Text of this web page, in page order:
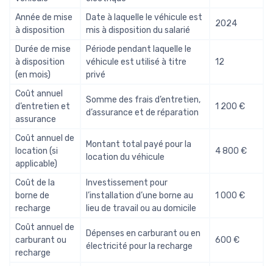
Année de mise
à disposition
Date à laquelle le véhicule est
mis à disposition du salarié
2024
Durée de mise
à disposition
(en mois)
Période pendant laquelle le
véhicule est utilisé à titre
privé
12
Coût annuel
d’entretien et
assurance
Somme des frais d’entretien,
d’assurance et de réparation
1 200 €
Coût annuel de
location (si
applicable)
Montant total payé pour la
location du véhicule
4 800 €
Coût de la
borne de
recharge
Investissement pour
l’installation d’une borne au
lieu de travail ou au domicile
1 000 €
Coût annuel de
carburant ou
recharge
Dépenses en carburant ou en
électricité pour la recharge
600 €